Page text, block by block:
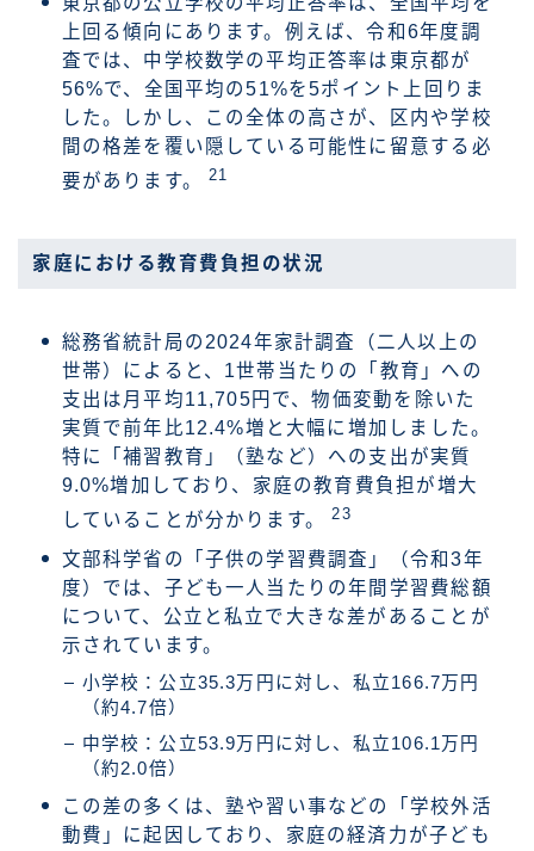
上回る傾向にあります。例えば、令和6年度調
査では、中学校数学の平均正答率は東京都が
56%で、全国平均の51%を5ポイント上回りま
した。しかし、この全体の高さが、区内や学校
間の格差を覆い隠している可能性に留意する必
要があります。21
家庭における教育費負担の状況
総務省統計局の2024年家計調査（二人以上の
世帯）によると、1世帯当たりの「教育」への
支出は月平均11,705円で、物価変動を除いた
実質で前年比12.4%増と大幅に増加しました。
特に「補習教育」（塾など）への支出が実質
9.0%増加しており、家庭の教育費負担が増大
していることが分かります。23
文部科学省の「子供の学習費調査」（令和3年
度）では、子ども一人当たりの年間学習費総額
について、公立と私立で大きな差があることが
示されています。
小学校：公立35.3万円に対し、私立166.7万円
（約4.7倍）
中学校：公立53.9万円に対し、私立106.1万円
（約2.0倍）
この差の多くは、塾や習い事などの「学校外活
動費」に起因しており、家庭の経済力が子ども